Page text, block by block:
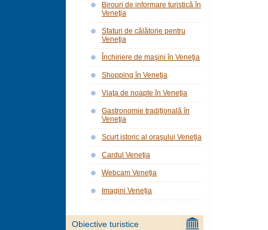
Birouri de informare turistică în
Veneţia
Sfaturi de călătorie pentru
Veneţia
Închiriere de maşini în Veneţia
Shopping în Veneţia
Viaţa de noapte în Veneţia
Gastronomie tradiţională în
Veneţia
Scurt istoric al oraşului Veneţia
Cardul Veneţia
Webcam Veneţia
Imagini Veneția
Obiective turistice